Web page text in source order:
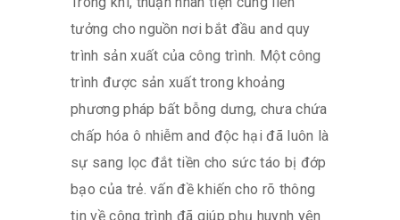
tưởng cho nguồn nơi bắt đầu and quy
trình sản xuất của công trình. Một công
trình được sản xuất trong khoảng
phương pháp bất bỗng dưng, chưa chứa
chấp hóa ô nhiễm and độc hại đã luôn là
sự sang lọc đắt tiền cho sức táo bị đớp
bạo của trẻ. vấn đề khiến cho rõ thông
tin về công trình đã giúp phụ huynh yên